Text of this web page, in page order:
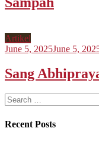
Artikel
June 5, 2025June 5,
Sang
Search
for:
Recent Posts